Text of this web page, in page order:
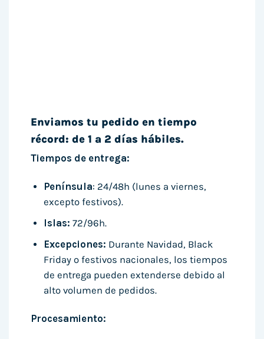
Enviamos tu pedido en tiempo
récord: de 1 a 2 días hábiles.
Tiempos de entrega:
Península: 24/48h (lunes a viernes,
excepto festivos).
Islas: 72/96h.
Excepciones: Durante Navidad, Black
Friday o festivos nacionales, los tiempos
de entrega pueden extenderse debido al
alto volumen de pedidos.
Procesamiento: